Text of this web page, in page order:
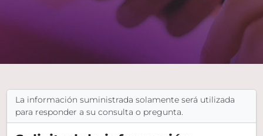
La información suministrada solamente será utilizada
para responder a su consulta o pregunta.